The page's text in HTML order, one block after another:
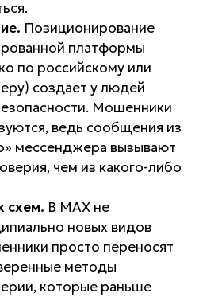
Позиционирование
платформы
по российскому или
создает у людей
Мошенники
ведь сообщения из
мессенджера вызывают
чем из какого-либо
схем. В MAX не
новых видов
просто переносят
методы
которые раньше